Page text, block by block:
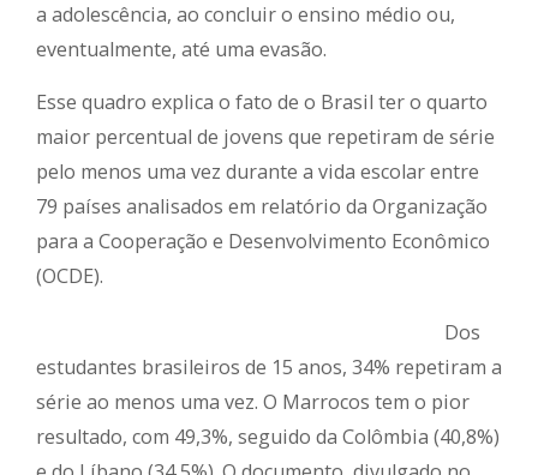
a adolescência, ao concluir o ensino médio ou,
eventualmente, até uma evasão.
Esse quadro explica o fato de o Brasil ter o quarto
maior percentual de jovens que repetiram de série
pelo menos uma vez durante a vida escolar entre
79 países analisados em relatório da Organização
para a Cooperação e Desenvolvimento Econômico
(OCDE).
Dos
estudantes brasileiros de 15 anos, 34% repetiram a
série ao menos uma vez. O Marrocos tem o pior
resultado, com 49,3%, seguido da Colômbia (40,8%)